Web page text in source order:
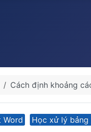
Cách định khoảng
Word Học xử lý